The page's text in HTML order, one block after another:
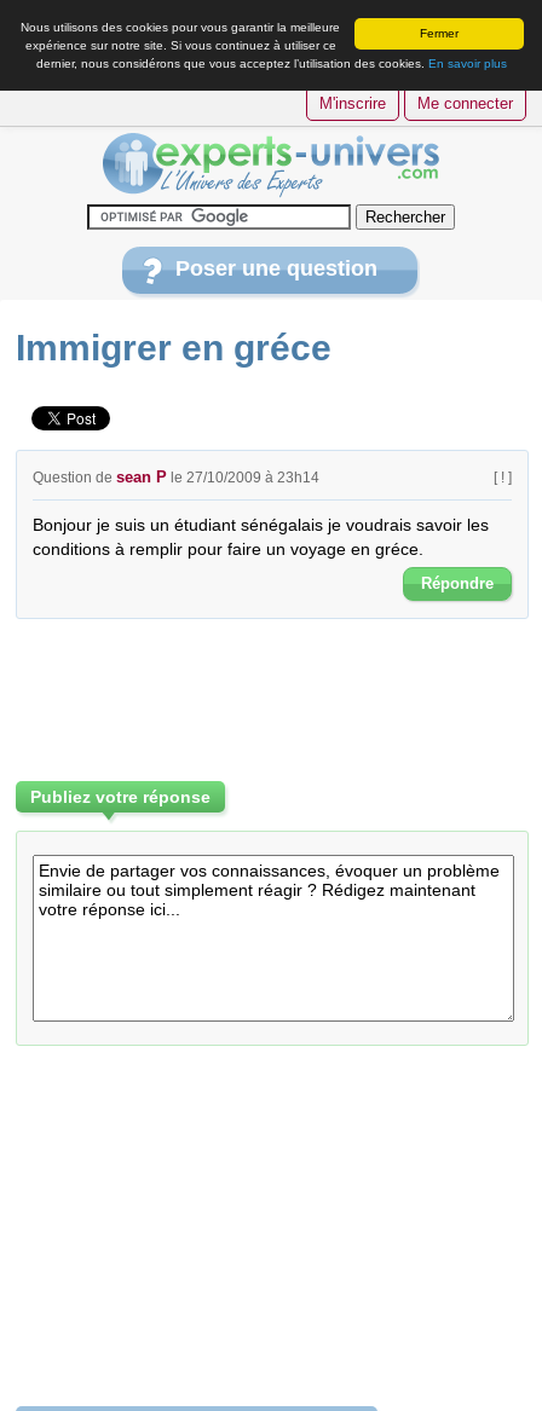
Fermer
Nous utilisons des cookies pour vous garantir la meilleure
expérience sur notre site. Si vous continuez à utiliser ce
dernier, nous considérons que vous acceptez l’utilisation des cookies. En savoir plus
M'inscrire Me connecter
Poser une question
Immigrer en gréce
Question desean P le 27/10/2009 à 23h14 [ ! ]
Bonjour je suis un étudiant sénégalais je voudrais savoir les
conditions à remplir pour faire un voyage en gréce.
Répondre
Publiez votre réponse